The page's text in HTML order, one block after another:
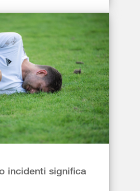
incidenti significa